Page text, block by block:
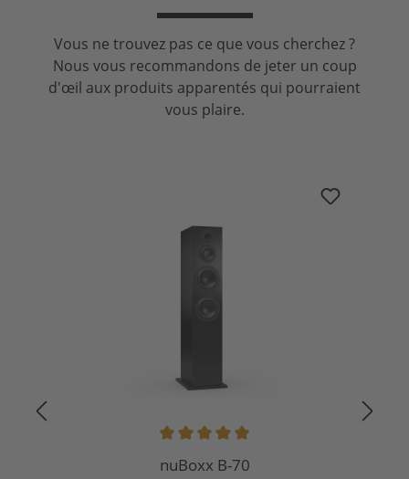
Vous ne trouvez pas ce que vous cherchez ?
Nous vous recommandons de jeter un coup
d'œil aux produits apparentés qui pourraient
vous plaire.
Note moyenne de 5 sur 5 étoiles
nuBoxx B-70